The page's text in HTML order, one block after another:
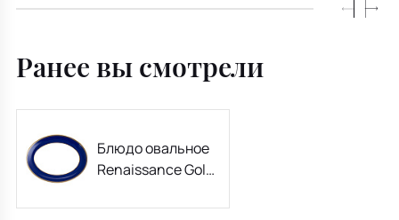
Ранее вы смотрели
Блюдо овальное
Renaissance Gold